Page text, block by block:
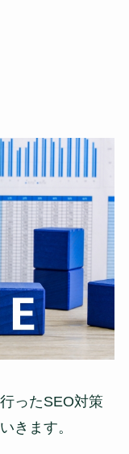
ったSEO対策
きます。